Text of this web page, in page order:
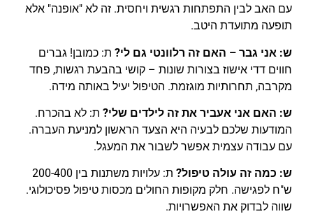
עם האב לבין התפתחות רגשית ויחסית. זה לא "אופנה" אלא
תופעה מתועדת היטב.
ש: אני גבר – האם זה רלוונטי גם לי? ת: כמובן! גברים
חווים דדי אישוז בצורות שונות – קושי בהבעת רגשות, פחד
מקרבה, תחרותיות מוגזמת. הטיפול יעיל באותה מידה.
ש: האם אני אעביר את זה לילדים שלי? ת: לא בהכרח.
המודעות שלכם לבעיה היא הצעד הראשון למניעת העברה.
עם עבודה עצמית אפשר לשבור את המעגל.
ש: כמה זה עולה טיפול?
ת: עלויות משתנות בין 200-400
ש"ח לפגישה. חלק מקופות החולים מכסות טיפול פסיכולוגי.
שווה לבדוק את האפשרויות.